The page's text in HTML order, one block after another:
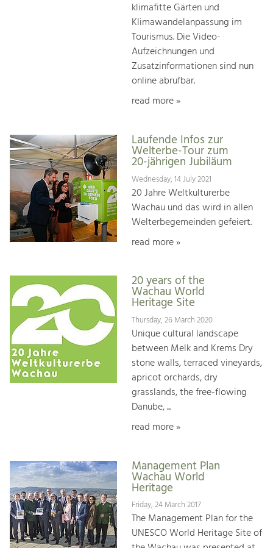
klimafitte Gärten und
Klimawandelanpassung im
Tourismus. Die Video-
Aufzeichnungen und
Zusatzinformationen sind nun
online abrufbar.
read more »
Laufende Infos zur
Welterbe-Tour zum
20-jährigen Jubiläum
Wednesday, 14 July 2021
20 Jahre Weltkulturerbe
Wachau und das wird in allen
Welterbegemeinden gefeiert.
read more »
20 years of the
Wachau World
Heritage Site
Thursday, 26 March 2020
Unique cultural landscape
between Melk and Krems Dry
stone walls, terraced vineyards,
apricot orchards, dry
grasslands, the free-flowing
Danube, ...
read more »
Management Plan
Wachau World
Heritage
Friday, 24 March 2017
The Management Plan for the
UNESCO World Heritage Site of